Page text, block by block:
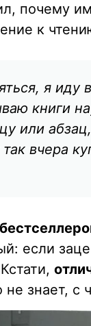
почему
к
я
книги
или
вчера
если
не знает, с